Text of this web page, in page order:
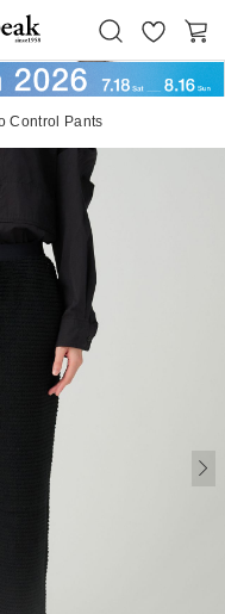
お
気
カ
ー
Control Pants